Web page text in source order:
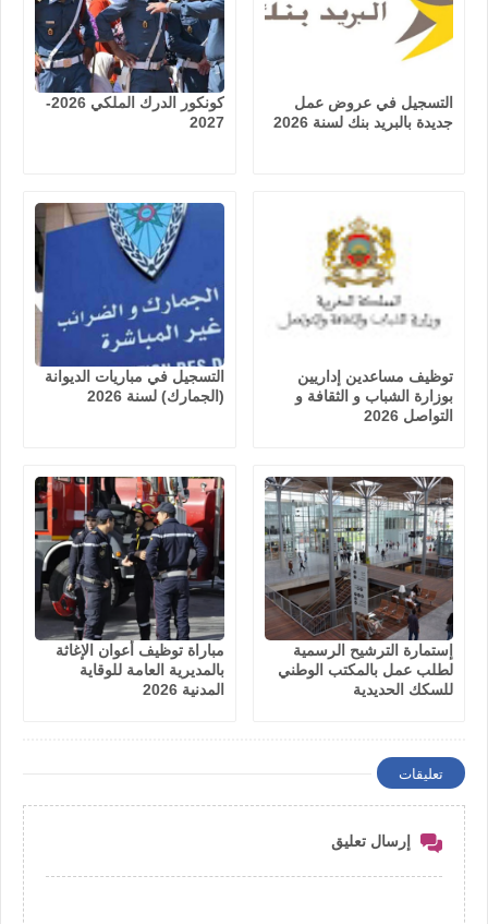
التسجيل في عروض عمل
جديدة بالبريد بنك لسنة 2026
كونكور الدرك الملكي 2026-
2027
توظيف مساعدين إداريين
بوزارة الشباب و الثقافة و
التواصل 2026
التسجيل في مباريات الديوانة
(الجمارك) لسنة 2026
إستمارة الترشيح الرسمية
لطلب عمل بالمكتب الوطني
للسكك الحديدية
مباراة توظيف أعوان الإغاثة
بالمديرية العامة للوقاية
المدنية 2026
تعليقات
إرسال تعليق